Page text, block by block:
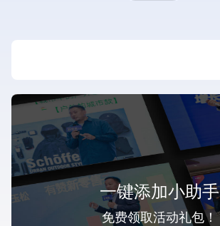
一键添加小助手
免费领取活动礼包！